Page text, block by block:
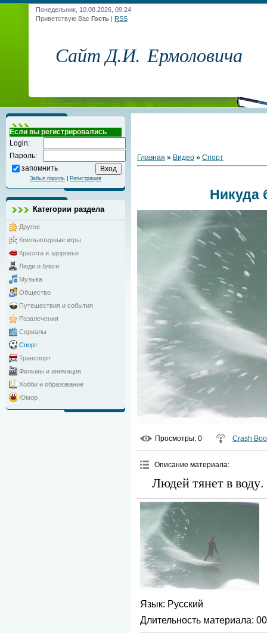
Понедельник, 10.08.2026, 09:24
Приветствую Вас Гость | RSS
Сайт Д.И. Ермоловича
Если вы регистрировались
Login:
Пароль:
запомнить
Забыл пароль Регистрация
Категории раздела
Другое
Компьютерные игры
Красота и здоровье
Люди и блоги
Музыка
Общество
Путешествия и события
Развлечения
Сериалы
Спорт
Транспорт
Фильмы и анимация
Хобби и образование
Юмор
Главная » Видео » Спорт
Никуда
Просмотры: 0 Crash
Описание материала:
Людей тянет в
Язык: Русский
Длительность материала: